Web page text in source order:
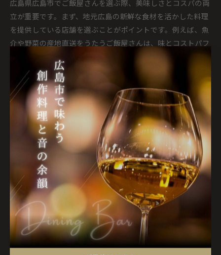
広島県広島市でご飯屋さんを選ぶ際、美味しさとコスパの両
立が重要です。まず、地元広島の新鮮な食材を活かした料理
を提供している店舗を選ぶことがポイントです。例えば、魚
介や野菜の産地直送をうたうご飯屋さんは、味とコストパフ
ォーマンスのバランスが取れている傾向にあります。加え
て、口コミやランキングサイトの客観的な評価も参考にし、
コスパに優れた人気ご飯屋を見極めましょう。
安くて美味しいご飯屋さんの選び方ガイド
安くて美味しいご飯屋さんを見つけるには、エリアごとの特
色や料理ジャンルごとに注目するのが効果的です。例えば、
広島市中心部は和食やお好み焼きなど地元グルメが豊富で、
コスパの高いお店も点在しています。具体的には、ランチタ
イムのセットメニューや夜限定のディナーコースを活用し、
リーズナブルに広島グルメを楽しむ方法がおすすめです。
コスパ重視ご飯屋さんランキングの活用法
コスパ重視のご飯屋さんランキングは、効率的な店舗選びに